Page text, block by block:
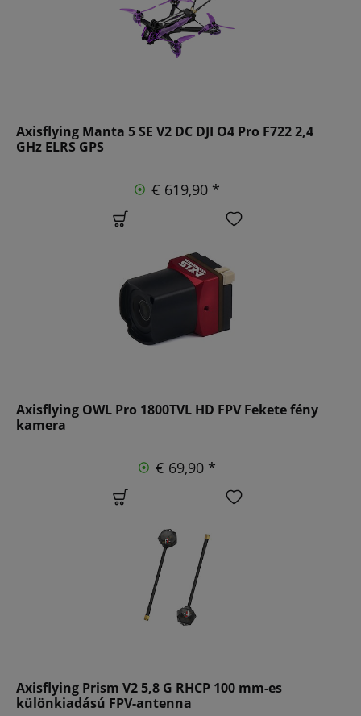
Axisflying Manta 5 SE V2 DC DJI O4 Pro F722 2,4
GHz ELRS GPS
€ 619,90 *
Axisflying OWL Pro 1800TVL HD FPV Fekete fény
kamera
€ 69,90 *
Axisflying Prism V2 5,8 G RHCP 100 mm-es
különkiadású FPV-antenna